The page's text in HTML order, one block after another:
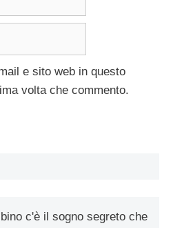
e sito web in questo
volta che commento.
c'è il sogno segreto che